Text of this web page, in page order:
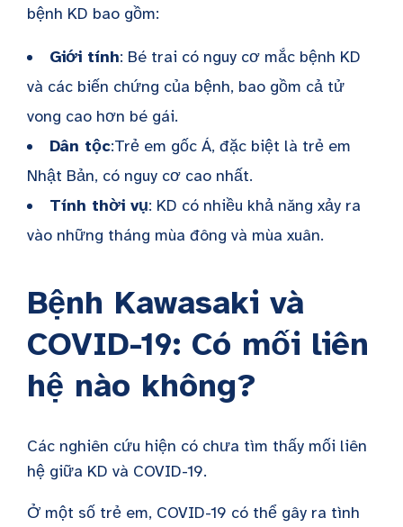
bệnh KD bao gồm:
Giới tính: Bé trai có nguy cơ mắc bệnh KD
và các biến chứng của bệnh, bao gồm cả tử
vong cao hơn bé gái.
Dân tộc:Trẻ em gốc Á, đặc biệt là trẻ em
Nhật Bản, có nguy cơ cao nhất.
Tính thời vụ: KD có nhiều khả năng xảy ra
vào những tháng mùa đông và mùa xuân.
Bệnh Kawasaki và
COVID-19: Có mối liên
hệ nào không?
Các nghiên cứu hiện có chưa tìm thấy mối liên
hệ giữa KD và COVID-19.
Ở một số trẻ em, COVID-19 có thể gây ra tình